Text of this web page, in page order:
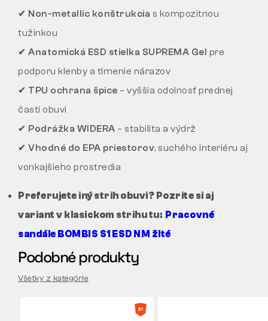
✔ Non-metallic konštrukcia s kompozitnou
tužinkou
✔ Anatomická ESD stielka SUPREMA Gel pre
podporu klenby a tlmenie nárazov
✔ TPU ochrana špice – vyššia odolnosť prednej
časti obuvi
✔ Podrážka WIDERA – stabilita a výdrž
✔ Vhodné do EPA priestorov, suchého interiéru aj
vonkajšieho prostredia
Preferujete iný strih obuvi? Pozrite si aj
variant v klasickom strihu tu: Pracovné
sandále BOMBIS S1 ESD NM žlté
Podobné produkty
Všetky z kategórie